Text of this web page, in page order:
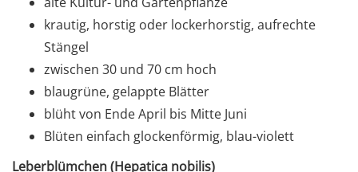
krautig, horstig oder lockerhorstig, aufrechte
Stängel
zwischen 30 und 70 cm hoch
blaugrüne, gelappte Blätter
blüht von Ende April bis Mitte Juni
Blüten einfach glockenförmig, blau-violett
Leberblümchen (Hepatica nobilis)